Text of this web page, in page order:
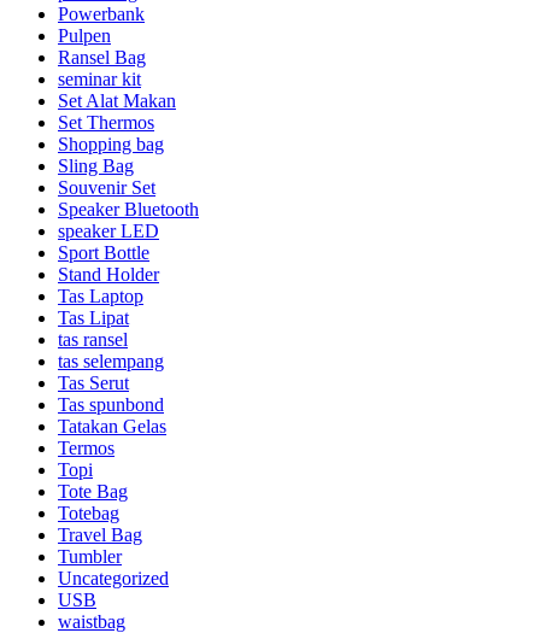
Powerbank
Pulpen
Ransel Bag
seminar kit
Set Alat Makan
Set Thermos
Shopping bag
Sling Bag
Souvenir Set
Speaker Bluetooth
speaker LED
Sport Bottle
Stand Holder
Tas Laptop
Tas Lipat
tas ransel
tas selempang
Tas Serut
Tas spunbond
Tatakan Gelas
Termos
Topi
Tote Bag
Totebag
Travel Bag
Tumbler
Uncategorized
USB
waistbag